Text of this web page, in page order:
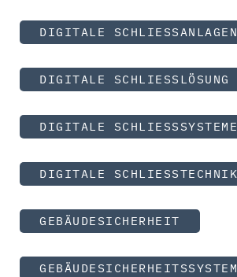
DIGITALE SCHLIESSANLAGEN
DIGITALE SCHLIESSLÖSUNG
DIGITALE SCHLIESSSYSTEME
DIGITALE SCHLIESSTECHNIK
GEBÄUDESICHERHEIT
GEBÄUDESICHERHEITSSYSTEM